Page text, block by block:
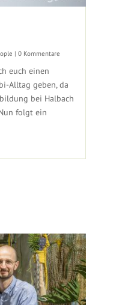
| 0 Kommentare
euch einen
Alltag geben, da
bei Halbach
folgt ein